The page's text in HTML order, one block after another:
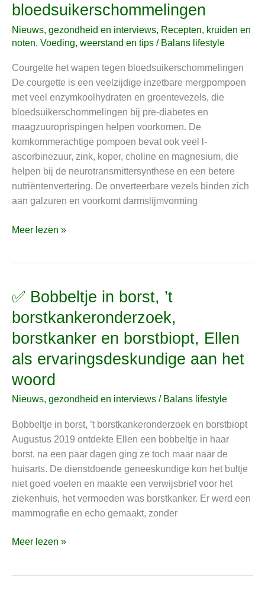
bloedsuikerschommelingen
Nieuws, gezondheid en interviews, Recepten, kruiden en
noten, Voeding, weerstand en tips / Balans lifestyle
Courgette het wapen tegen bloedsuikerschommelingen
De courgette is een veelzijdige inzetbare mergpompoen
met veel enzymkoolhydraten en groentevezels, die
bloedsuikerschommelingen bij pre-diabetes en
maagzuuroprispingen helpen voorkomen. De
komkommerachtige pompoen bevat ook veel l-
ascorbinezuur, zink, koper, choline en magnesium, die
helpen bij de neurotransmittersynthese en een betere
nutriëntenvertering. De onverteerbare vezels binden zich
aan galzuren en voorkomt darmslijmvorming
het
wapen
tegen
Meer lezen »
✅ Bobbeltje in borst, ’t
borstkankeronderzoek,
borstkanker en borstbiopt, Ellen
als ervaringsdeskundige aan het
woord
Nieuws, gezondheid en interviews / Balans lifestyle
Bobbeltje in borst, ’t borstkankeronderzoek en borstbiopt
Augustus 2019 ontdekte Ellen een bobbeltje in haar
borst, na een paar dagen ging ze toch maar naar de
huisarts. De dienstdoende geneeskundige kon het bultje
niet goed voelen en maakte een verwijsbrief voor het
ziekenhuis, het vermoeden was borstkanker. Er werd een
mammografie en echo gemaakt, zonder
✅
in
borst,
borstkankeronderzoek,
borstkanker
en
Ellen
als
ervaringsdeskundige
aan
het
woord
Meer lezen »